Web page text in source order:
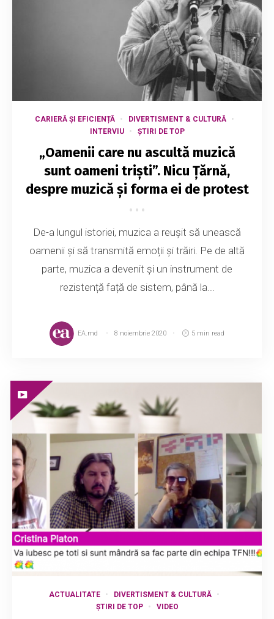
CARIERĂ ȘI EFICIENȚĂ
DIVERTISMENT & CULTURĂ
INTERVIU
ȘTIRI DE TOP
„Oamenii care nu ascultă muzică
sunt oameni triști”. Nicu Țărnă,
despre muzică și forma ei de protest
De-a lungul istoriei, muzica a reușit să unească
oamenii și să transmită emoții și trăiri. Pe de altă
parte, muzica a devenit și un instrument de
rezistență față de sistem, până la...
EA.md 8 noiembrie 2020 5 min read
ACTUALITATE
DIVERTISMENT & CULTURĂ
ȘTIRI DE TOP
VIDEO